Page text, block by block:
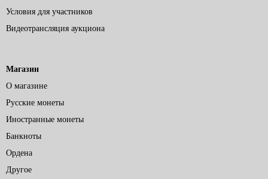
Условия для участников
Видеотрансляция аукциона
Магазин
О магазине
Русские монеты
Иностранные монеты
Банкноты
Ордена
Другое